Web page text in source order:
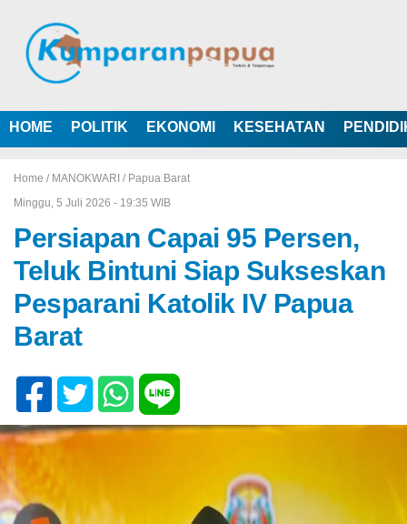
HOME POLITIK EKONOMI KESEHATAN
Home / MANOKWARI / Papua Barat
Minggu, 5 Juli 2026 - 19:35 WIB
Persiapan Capai 95 Persen,
Teluk Bintuni Siap Sukseskan
Pesparani Katolik IV Papua
Barat